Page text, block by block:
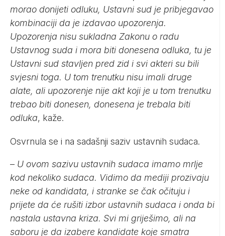
morao donijeti odluku, Ustavni sud je pribjegavao
kombinaciji da je izdavao upozorenja.
Upozorenja nisu sukladna Zakonu o radu
Ustavnog suda i mora biti donesena odluka, tu je
Ustavni sud stavljen pred zid i svi akteri su bili
svjesni toga. U tom trenutku nisu imali druge
alate, ali upozorenje nije akt koji je u tom trenutku
trebao biti donesen, donesena je trebala biti
odluka, kaže.
Osvrnula se i na sadašnji saziv ustavnih sudaca.
– U ovom sazivu ustavnih sudaca imamo mrlje
kod nekoliko sudaca. Vidimo da mediji prozivaju
neke od kandidata, i stranke se čak očituju i
prijete da će rušiti izbor ustavnih sudaca i onda bi
nastala ustavna kriza. Svi mi griješimo, ali na
saboru je da izabere kandidate koje smatra